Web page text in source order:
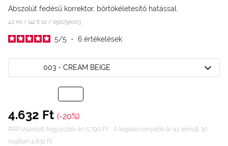
Abszolút fedésű korrektor, bőrtökéletesítő hatással.
4.2 ml / 142 fl oz / 050175A003
5/5 - 6 értékelések
003 - CREAM BEIGE
4.632 Ft (-20%)
RRP (Ajánlott fogyasztói ár) 5.790 Ft
A legalacsonyabb ár az elmúlt 30
napban 4.632 Ft